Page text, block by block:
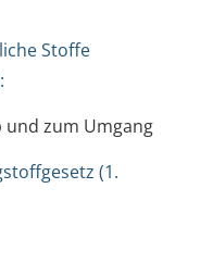
Stoffe
und zum Umgang
(1.